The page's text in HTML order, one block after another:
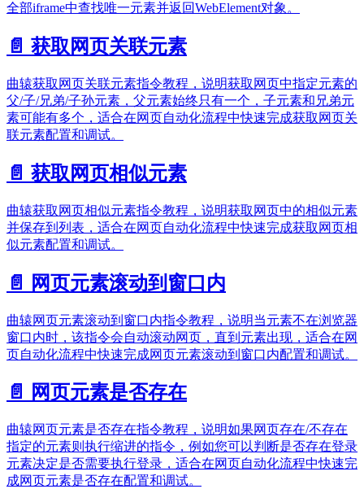
全部iframe中查找唯一元素并返回WebElement对象。
📄️ 获取网页关联元素
曲辕获取网页关联元素指令教程，说明获取网页中指定元素的
父/子/兄弟/子孙元素，父元素始终只有一个，子元素和兄弟元
素可能有多个，适合在网页自动化流程中快速完成获取网页关
联元素配置和调试。
📄️ 获取网页相似元素
曲辕获取网页相似元素指令教程，说明获取网页中的相似元素
并保存到列表，适合在网页自动化流程中快速完成获取网页相
似元素配置和调试。
📄️ 网页元素滚动到窗口内
曲辕网页元素滚动到窗口内指令教程，说明当元素不在浏览器
窗口内时，该指令会自动滚动网页，直到元素出现，适合在网
页自动化流程中快速完成网页元素滚动到窗口内配置和调试。
📄️ 网页元素是否存在
曲辕网页元素是否存在指令教程，说明如果网页存在/不存在
指定的元素则执行缩进的指令，例如您可以判断是否存在登录
元素决定是否需要执行登录，适合在网页自动化流程中快速完
成网页元素是否存在配置和调试。